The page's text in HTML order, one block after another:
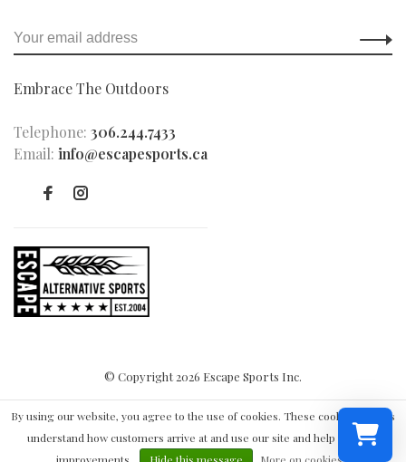
Embrace The Outdoors
Telephone: 306.244.7433
Email: info@escapesports.ca
© Copyright 2026 Escape Sports Inc.
By using our website, you agree to the use of cookies. These cookies help us
understand how customers arrive at and use our site and help us make